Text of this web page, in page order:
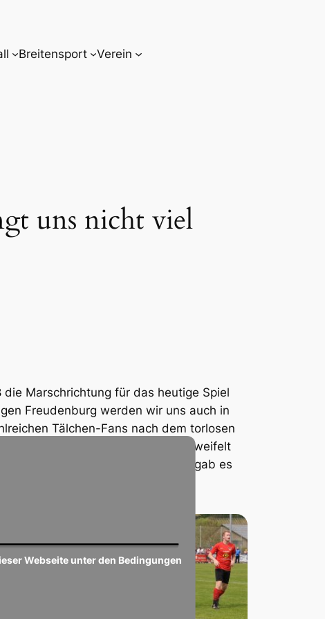
Breitensport Verein
Webseite unter den Bedingungen
uns nicht viel
Marschrichtung für das heutige Spiel
Freudenburg werden wir uns auch in
Tälchen-Fans nach dem torlosen
zufrieden waren, kann nicht bezweifelt
aufblitzte, ist ebenso klar. Dabei gab es
es zu verlieren.
in